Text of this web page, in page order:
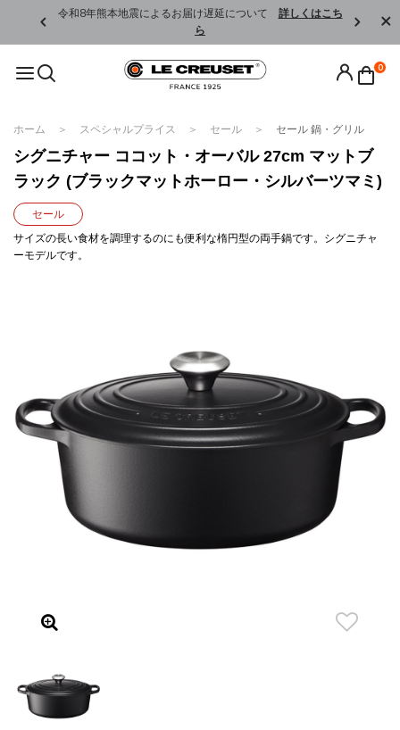
令和8年熊本地震によるお届け遅延について 詳しくはこち
ら
0
ホーム スペシャルプライス セール セール 鍋・グリル
シグニチャー ココット・オーバル 27cm マットブ
ラック (ブラックマットホーロー・シルバーツマミ)
セール
サイズの長い食材を調理するのにも便利な楕円型の両手鍋です。シグニチャ
ーモデルです。